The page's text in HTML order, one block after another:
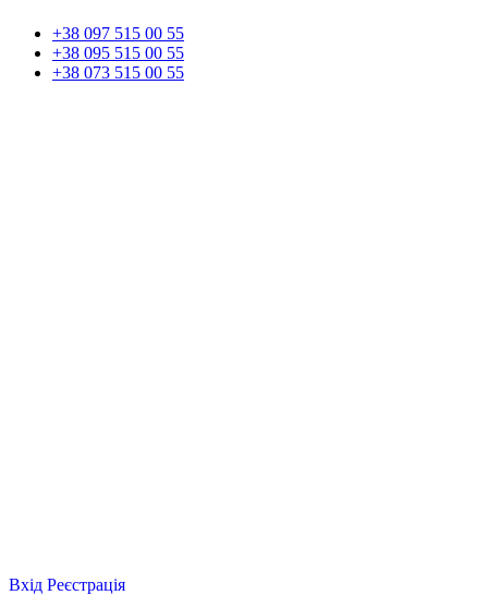
+38 097 515 00 55
+38 095 515 00 55
+38 073 515 00 55
Вхід Реєстрація